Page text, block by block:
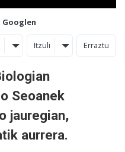
Itzuli Erraztu
Seoanek
jauregian,
aurrera.